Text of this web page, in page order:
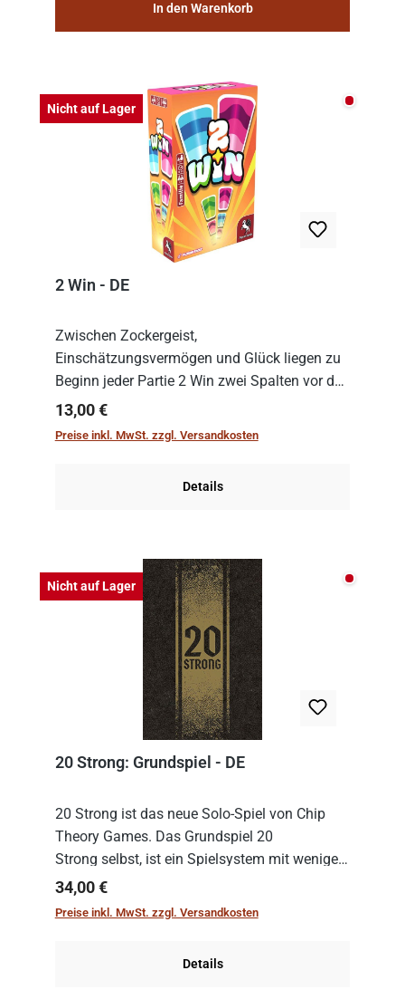
In den Warenkorb
Nicht auf Lager Nicht
2 Win - DE
Zwischen Zockergeist,
Einschätzungsvermögen und Glück liegen zu
Beginn jeder Partie 2 Win zwei Spalten vor den
Spielenden aus, die es in die Höhe zu treiben
gilt. Doch das geht natürlich nur, solange man
Regulärer Preis:
13,00 €
Preise inkl. MwSt. zzgl. Versandkosten
Details
Nicht auf Lager Nicht
20 Strong: Grundspiel - DE
20 Strong ist das neue Solo-Spiel von Chip
Theory Games. Das Grundspiel 20
Strong selbst, ist ein Spielsystem mit wenigen,
einfachen Regeln. Um es zu spielen, muss es
immer mit einem Themenset ergänzt werden.
Regulärer Preis:
34,00 €
Preise inkl. MwSt. zzgl. Versandkosten
Details